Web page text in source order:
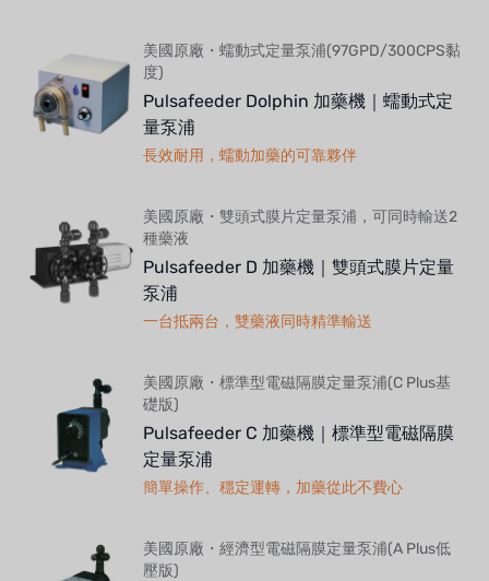
美國原廠・蠕動式定量泵浦(97GPD/300CPS黏
度)
Pulsafeeder Dolphin 加藥機｜蠕動式定
量泵浦
長效耐用，蠕動加藥的可靠夥伴
美國原廠・雙頭式膜片定量泵浦，可同時輸送2
種藥液
Pulsafeeder D 加藥機｜雙頭式膜片定量
泵浦
一台抵兩台，雙藥液同時精準輸送
美國原廠・標準型電磁隔膜定量泵浦(C Plus基
礎版)
Pulsafeeder C 加藥機｜標準型電磁隔膜
定量泵浦
簡單操作、穩定運轉，加藥從此不費心
美國原廠・經濟型電磁隔膜定量泵浦(A Plus低
壓版)